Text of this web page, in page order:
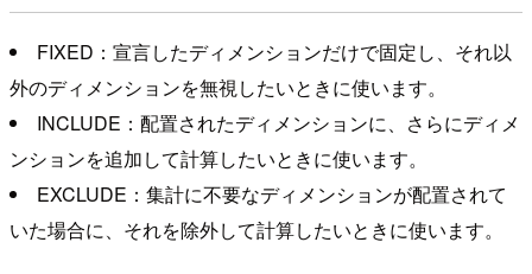
FIXED：宣言したディメンションだけで固定し、それ以
外のディメンションを無視したいときに使います。
INCLUDE：配置されたディメンションに、さらにディメ
ンションを追加して計算したいときに使います。
EXCLUDE：集計に不要なディメンションが配置されて
いた場合に、それを除外して計算したいときに使います。